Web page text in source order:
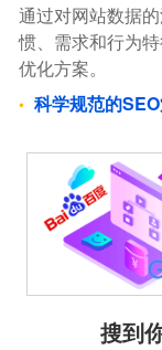
通过对网站数据
惯、需求和行为
优化方案。
科学规范的
搜到